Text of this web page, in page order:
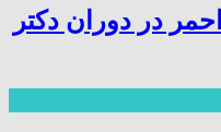
در دوران دکتر